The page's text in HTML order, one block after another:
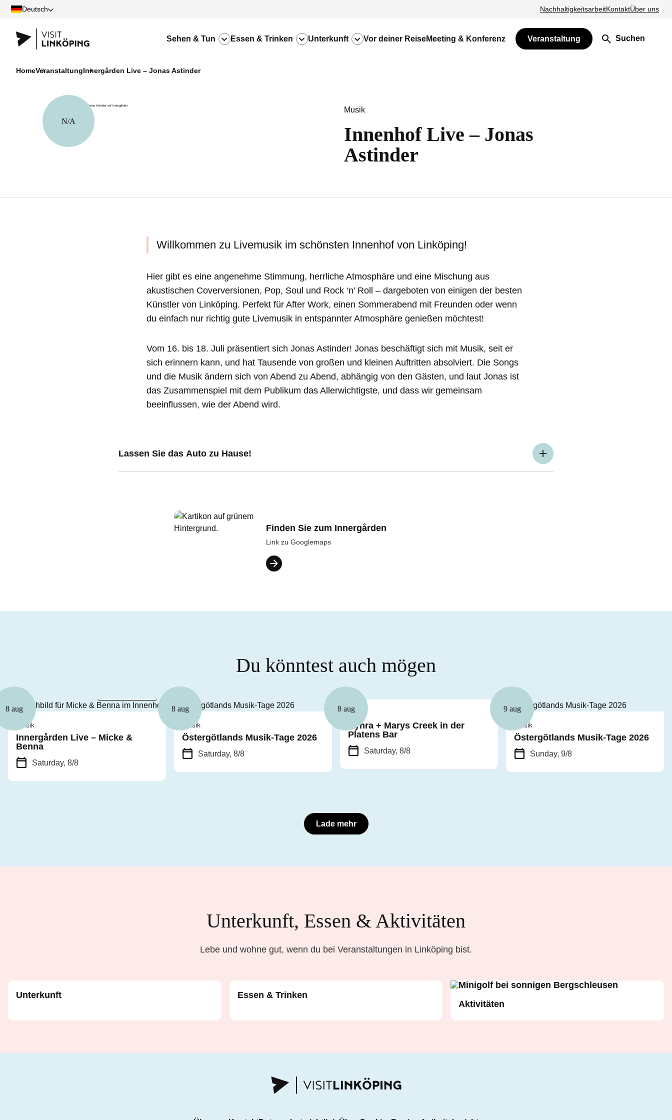
Deutsch NachhaltigkeitsarbeitKontaktÜber uns
Sehen & Tun Essen & Trinken Unterkunft Vor deiner ReiseMeeting & Konferenz Veranstaltung Suchen
HomeVeranstaltungInnergården Live – Jonas Astinder
N/A
Musik
Innenhof Live – Jonas
Astinder
Willkommen zu Livemusik im schönsten Innenhof von Linköping!
Hier gibt es eine angenehme Stimmung, herrliche Atmosphäre und eine Mischung aus
akustischen Coverversionen, Pop, Soul und Rock ‘n’ Roll – dargeboten von einigen der besten
Künstler von Linköping. Perfekt für After Work, einen Sommerabend mit Freunden oder wenn
du einfach nur richtig gute Livemusik in entspannter Atmosphäre genießen möchtest!
Vom 16. bis 18. Juli präsentiert sich Jonas Astinder! Jonas beschäftigt sich mit Musik, seit er
sich erinnern kann, und hat Tausende von großen und kleinen Auftritten absolviert. Die Songs
und die Musik ändern sich von Abend zu Abend, abhängig von den Gästen, und laut Jonas ist
das Zusammenspiel mit dem Publikum das Allerwichtigste, und dass wir gemeinsam
beeinflussen, wie der Abend wird.
Lassen Sie das Auto zu Hause!
Finden Sie zum Innergården
Link zu Googlemaps
Du könntest auch mögen
8 aug
Musik
Innergården Live – Micke &
Benna
Saturday, 8/8
8 aug
Musik
Östergötlands Musik-Tage 2026
Saturday, 8/8
8 aug
Musik
Cyhra + Marys Creek in der
Platens Bar
Saturday, 8/8
9 aug
Musik
Östergötlands Musik-Tage 2026
Sunday, 9/8
Lade mehr
Unterkunft, Essen & Aktivitäten
Lebe und wohne gut, wenn du bei Veranstaltungen in Linköping bist.
Unterkunft
Essen & Trinken
Aktivitäten